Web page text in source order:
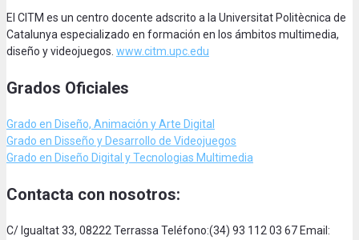
El CITM es un centro docente adscrito a la Universitat Politècnica de
Catalunya especializado en formación en los ámbitos multimedia,
diseño y videojuegos. www.citm.upc.edu
Grados Oficiales
Grado en Diseño, Animación y Arte Digital
Grado en Disseño y Desarrollo de Videojuegos
Grado en Diseño Digital y Tecnologias Multimedia
Contacta con nosotros:
C/ Igualtat 33, 08222 Terrassa Teléfono:(34) 93 112 03 67 Email: